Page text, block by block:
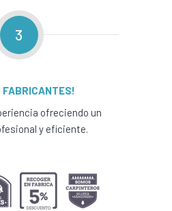
3
FABRICANTES!
ofreciendo un
y eficiente.